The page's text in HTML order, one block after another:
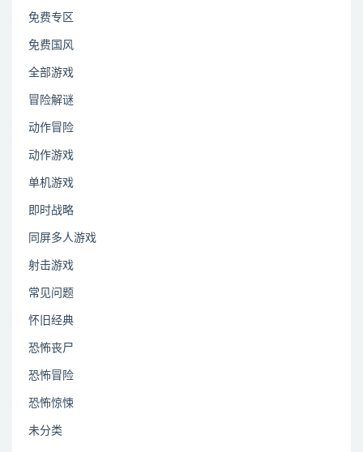
免费专区
免费国风
全部游戏
冒险解谜
动作冒险
动作游戏
单机游戏
即时战略
同屏多人游戏
射击游戏
常见问题
怀旧经典
恐怖丧尸
恐怖冒险
恐怖惊悚
未分类